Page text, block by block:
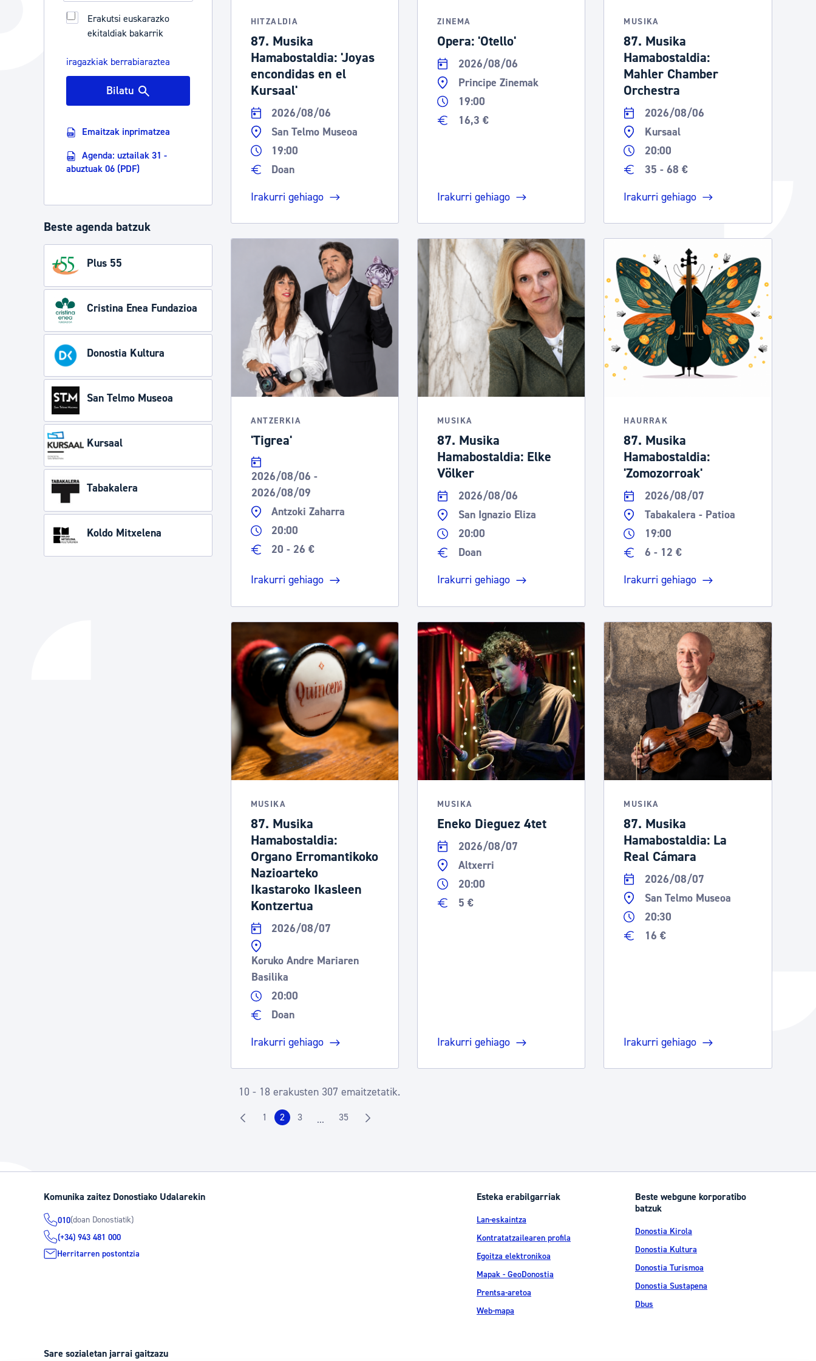
Hiria
Hiria ezagutu
Etorkizuneko hiria
Albisteak
Abisuak
Kultur agenda
Iragarki ofizialen taula
Egutegi fiskala
Gardentasun ataria
Izapideen katalogoa
Tramitaziorako laguntza
Erakutsi euskarazko
ekitaldiak bakarrik
iragazkiak berrabiaraztea
Bilatu
Emaitzak inprimatzea
Agenda: uztailak 31 -
abuztuak 06 (PDF)
Beste agenda batzuk
Plus 55
Cristina Enea Fundazioa
Donostia Kultura
San Telmo Museoa
Kursaal
Tabakalera
Koldo Mitxelena
HITZALDIA
87. Musika
Hamabostaldia: 'Joyas
encondidas en el
Kursaal'
2026/08/06
San Telmo Museoa
19:00
Doan
Irakurri gehiago
ZINEMA
Opera: 'Otello'
2026/08/06
Principe Zinemak
19:00
16,3 €
Irakurri gehiago
MUSIKA
87. Musika
Hamabostaldia:
Mahler Chamber
Orchestra
2026/08/06
Kursaal
20:00
35 - 68 €
Irakurri gehiago
ANTZERKIA
'Tigrea'
2026/08/06 -
2026/08/09
Antzoki Zaharra
20:00
20 - 26 €
Irakurri gehiago
MUSIKA
87. Musika
Hamabostaldia: Elke
Völker
2026/08/06
San Ignazio Eliza
20:00
Doan
Irakurri gehiago
HAURRAK
87. Musika
Hamabostaldia:
'Zomozorroak'
2026/08/07
Tabakalera - Patioa
19:00
6 - 12 €
Irakurri gehiago
MUSIKA
87. Musika
Hamabostaldia:
Organo Erromantikoko
Nazioarteko
Ikastaroko Ikasleen
Kontzertua
2026/08/07
Koruko Andre Mariaren
Basilika
20:00
Doan
Irakurri gehiago
MUSIKA
Eneko Dieguez 4tet
2026/08/07
Altxerri
20:00
5 €
Irakurri gehiago
MUSIKA
87. Musika
Hamabostaldia: La
Real Cámara
2026/08/07
San Telmo Museoa
20:30
16 €
Irakurri gehiago
10 - 18 erakusten 307 emaitzetatik.
Orrialdea
1 Orrialdea
2 Orrialdea
3 ...Intermediate Pages Use TAB to navigate.
Orrialdea
35
Komunika zaitez Donostiako Udalarekin
010(doan Donostiatik)
(+34) 943 481 000
Herritarren postontzia
Esteka erabilgarriak
Lan-eskaintza
Kontratatzailearen profila
Egoitza elektronikoa
Mapak - GeoDonostia
Prentsa-aretoa
Web-mapa
Beste webgune korporatibo
batzuk
Donostia Kirola
Donostia Kultura
Donostia Turismoa
Donostia Sustapena
Dbus
Sare sozialetan jarrai gaitzazu